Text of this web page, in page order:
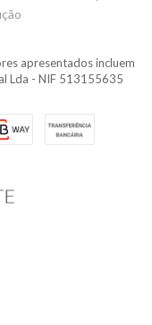
apresentados incluem
Lda - NIF 513155635